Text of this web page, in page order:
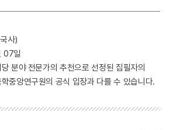
사)
07일
분야 전문가의 추천으로 선정된 집필자의
중앙연구원의 공식 입장과 다를 수 있습니다.